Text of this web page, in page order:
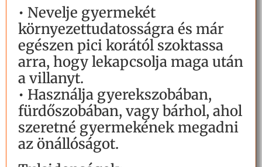
• Nevelje gyermekét
környezettudatosságra és már
egészen pici korától szoktassa
arra, hogy lekapcsolja maga után
a villanyt.
• Használja gyerekszobában,
fürdőszobában, vagy bárhol, ahol
szeretné gyermekének megadni
az önállóságot.